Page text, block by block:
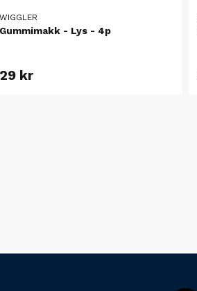
WIGGLER
Gummimakk - Lys - 4p
29 kr